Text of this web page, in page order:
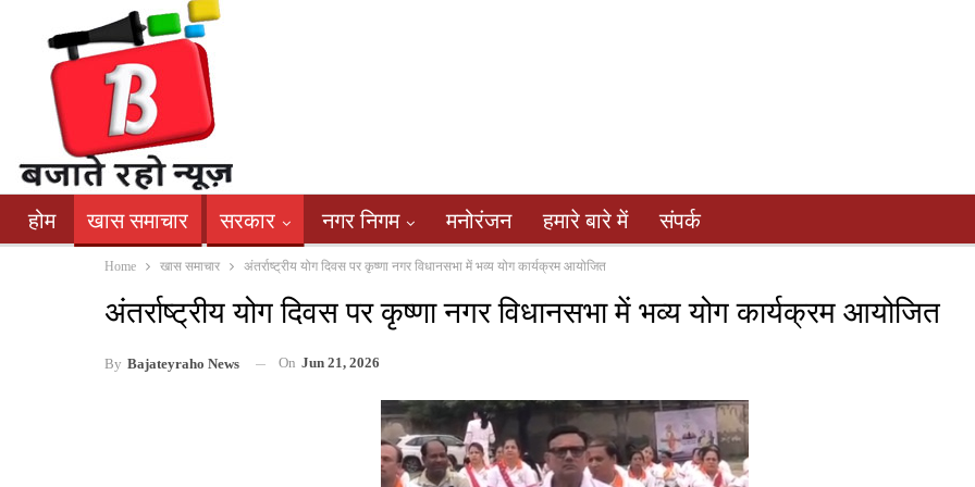
होम खास समाचार सरकार नगर निगम मनोरंजन हमारे बारे में संपर्क
Home खास समाचार अंतर्राष्ट्रीय योग दिवस पर कृष्णा नगर विधानसभा में भव्य योग कार्यक्रम आयोजित
अंतर्राष्ट्रीय योग दिवस पर कृष्णा नगर विधानसभा में भव्य योग कार्यक्रम आयोजित
By Bajateyraho News On Jun 21, 2026